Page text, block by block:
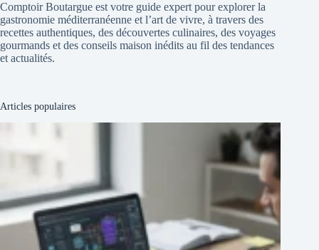
Comptoir Boutargue est votre guide expert pour explorer la
gastronomie méditerranéenne et l’art de vivre, à travers des
recettes authentiques, des découvertes culinaires, des voyages
gourmands et des conseils maison inédits au fil des tendances
et actualités.
Articles populaires